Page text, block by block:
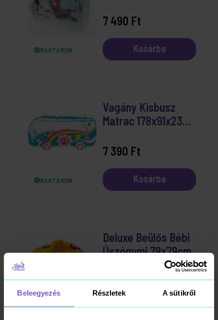
Beleegyezés Részletek A sütikről
RAKTÁRON
7 490 Ft
Kosárba
RAKTÁRON
Vagány Kisbusz
Matrac 178x91x23
7 390 Ft
Kosárba
Deluxe Beülős Bébi
Úszógumi 79x79cm
4 490 Ft
Kosárba